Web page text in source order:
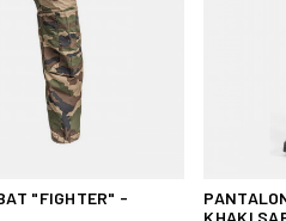
"FIGHTER" -
KHAKI